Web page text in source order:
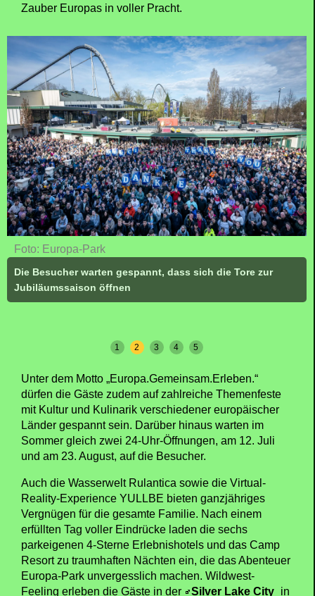
Zauber Europas in voller Pracht.
Foto: Europa-Park
Die Besucher warten gespannt, dass sich die Tore zur
Jubiläumssaison öffnen
1 2 3 4 5
Unter dem Motto „Europa.Gemeinsam.Erleben.“
dürfen die Gäste zudem auf zahlreiche Themenfeste
mit Kultur und Kulinarik verschiedener europäischer
Länder gespannt sein. Darüber hinaus warten im
Sommer gleich zwei 24-Uhr-Öffnungen, am 12. Juli
und am 23. August, auf die Besucher.
Auch die Wasserwelt Rulantica sowie die Virtual-
Reality-Experience YULLBE bieten ganzjähriges
Vergnügen für die gesamte Familie. Nach einem
erfüllten Tag voller Eindrücke laden die sechs
parkeigenen 4-Sterne Erlebnishotels und das Camp
Resort zu traumhaften Nächten ein, die das Abenteuer
Europa-Park unvergesslich machen. Wildwest-
Feeling erleben die Gäste in der
Silver Lake City in